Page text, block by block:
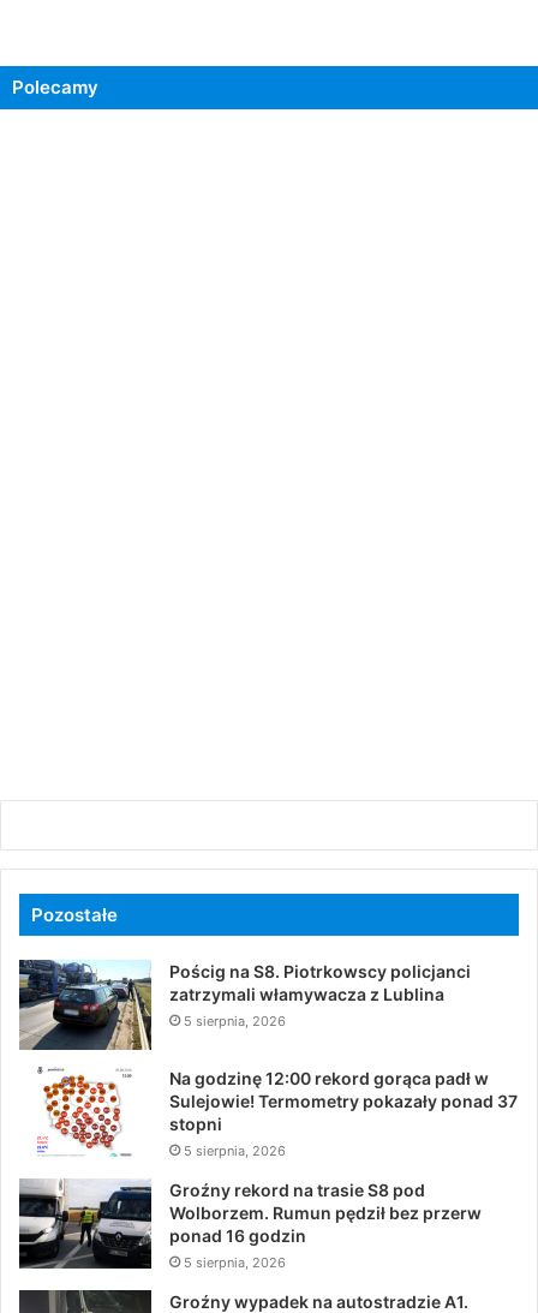
Polecamy
Pozostałe
Pościg na S8. Piotrkowscy policjanci
zatrzymali włamywacza z Lublina
5 sierpnia, 2026
Na godzinę 12:00 rekord gorąca padł w
Sulejowie! Termometry pokazały ponad 37
stopni
5 sierpnia, 2026
Groźny rekord na trasie S8 pod
Wolborzem. Rumun pędził bez przerw
ponad 16 godzin
5 sierpnia, 2026
Groźny wypadek na autostradzie A1.